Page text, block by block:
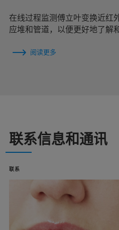
在线过程监测傅立叶变换近红
应堆和管道，以便更好地了解
阅读更多
联系信息和通讯
联系